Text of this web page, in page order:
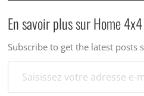
En savoir plus sur Home 4x4
Subscribe to get the latest posts
Saisissez votre adresse e-mail…